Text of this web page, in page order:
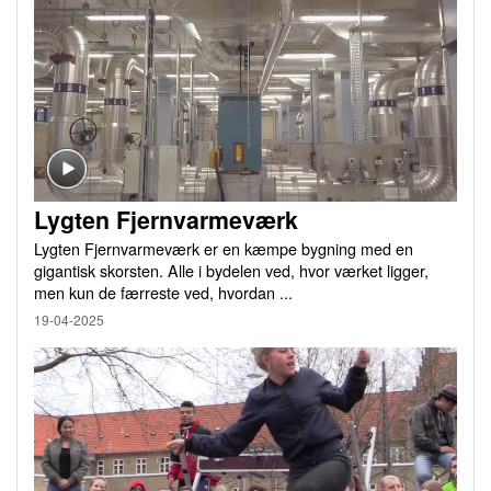
Lygten Fjernvarmeværk
Lygten Fjernvarmeværk er en kæmpe bygning med en
gigantisk skorsten. Alle i bydelen ved, hvor værket ligger,
men kun de færreste ved, hvordan ...
19-04-2025